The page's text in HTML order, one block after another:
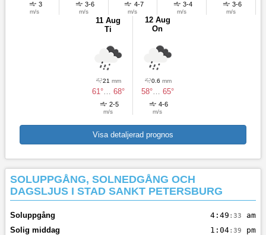
3
m/s
3-6
m/s
4-7
m/s
3-4
m/s
3-6
m/s
11 Aug
Ti
21mm
61°… 68°
2-5
m/s
12 Aug
On
0.6mm
58°… 65°
4-6
m/s
Visa detaljerad prognos
SOLUPPGÅNG, SOLNEDGÅNG OCH
DAGSLJUS I STAD SANKT PETERSBURG
Soluppgång 4:49 :33
am
Solig middag
1:04:39
pm